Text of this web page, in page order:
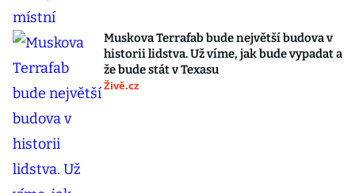
Muskova Terrafab bude největší budova v
historii lidstva. Už víme, jak bude vypadat a
že bude stát v Texasu
Živě.cz